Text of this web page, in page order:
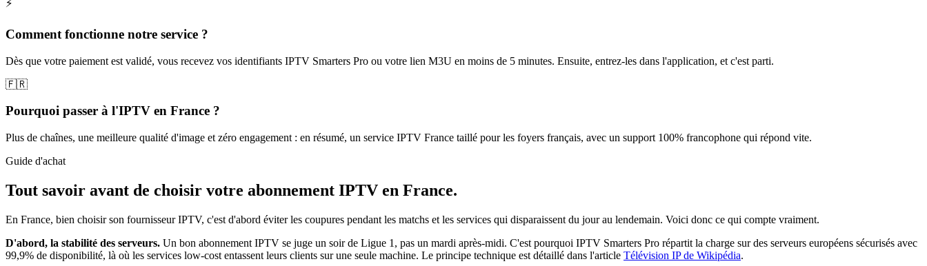
⚡
Comment fonctionne notre service ?
Dès que votre paiement est validé, vous recevez vos identifiants IPTV Smarters Pro ou votre lien M3U en moins de 5 minutes. Ensuite, entrez-les dans l'application, et c'est parti.
🇫🇷
Pourquoi passer à l'IPTV en France ?
Plus de chaînes, une meilleure qualité d'image et zéro engagement : en résumé, un service IPTV France taillé pour les foyers français, avec un support 100% francophone qui répond vite.
Guide d'achat
Tout savoir avant de choisir votre abonnement IPTV en France.
En France, bien choisir son fournisseur IPTV, c'est d'abord éviter les coupures pendant les matchs et les services qui disparaissent du jour au lendemain. Voici donc ce qui compte vraiment.
D'abord, la stabilité des serveurs. Un bon abonnement IPTV se juge un soir de Ligue 1, pas un mardi après-midi. C'est pourquoi IPTV Smarters Pro répartit la charge sur des serveurs européens sécurisés avec
99,9% de disponibilité, là où les services low-cost entassent leurs clients sur une seule machine. Le principe technique est détaillé dans l'article Télévision IP de Wikipédia.